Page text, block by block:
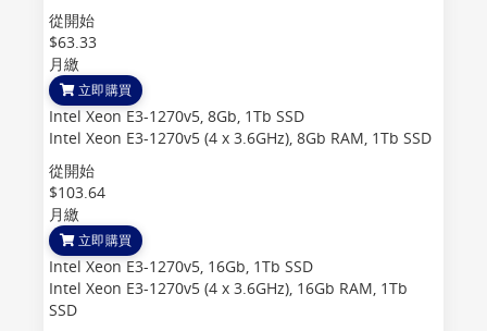
從開始
$63.33
月繳
立即購買
Intel Xeon E3-1270v5, 8Gb, 1Tb SSD
Intel Xeon E3-1270v5 (4 x 3.6GHz), 8Gb RAM, 1Tb SSD
從開始
$103.64
月繳
立即購買
Intel Xeon E3-1270v5, 16Gb, 1Tb SSD
Intel Xeon E3-1270v5 (4 x 3.6GHz), 16Gb RAM, 1Tb
SSD